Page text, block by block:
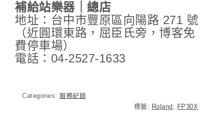
補給站樂器｜總店
地址：台中市豐原區向陽路 271 號
（近圓環東路，屈臣氏旁，博客免
費停車場）
電話：04-2527-1633
Categories: 服務紀錄
標籤: Roland FP30X